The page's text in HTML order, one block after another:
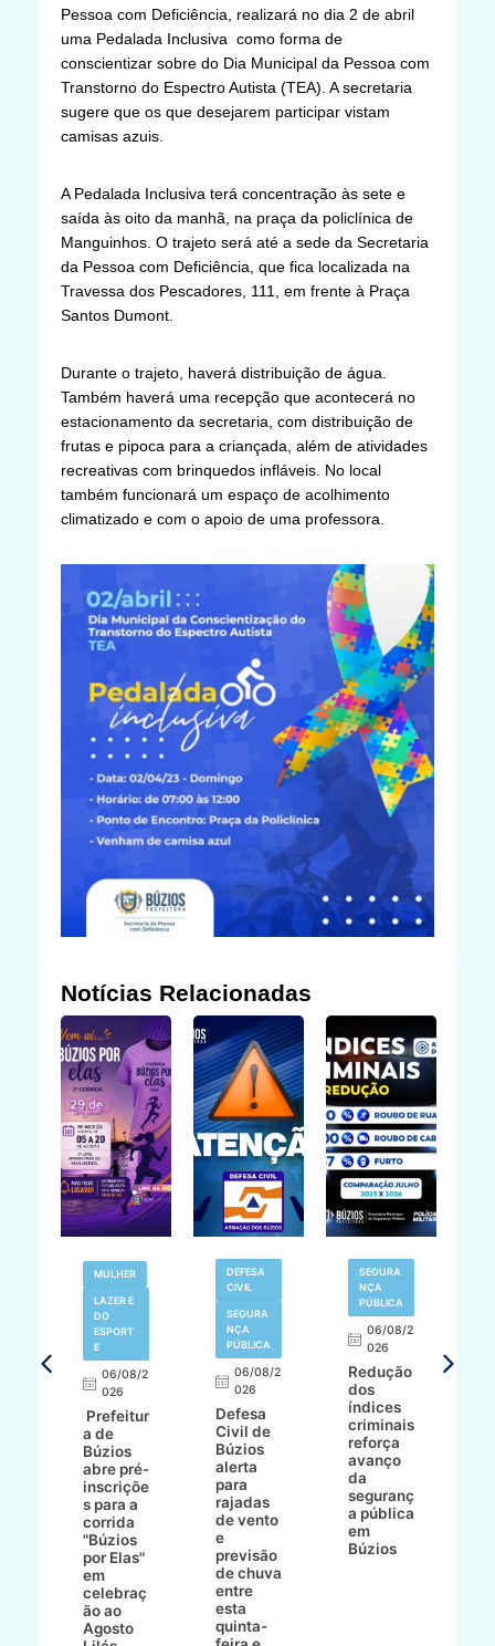
Pessoa com Deficiência, realizará no dia 2 de abril
uma Pedalada Inclusiva como forma de
conscientizar sobre do Dia Municipal da Pessoa com
Transtorno do Espectro Autista (TEA). A secretaria
sugere que os que desejarem participar vistam
camisas azuis.
A Pedalada Inclusiva terá concentração às sete e
saída às oito da manhã, na praça da policlínica de
Manguinhos. O trajeto será até a sede da Secretaria
da Pessoa com Deficiência, que fica localizada na
Travessa dos Pescadores, 111, em frente à Praça
Santos Dumont.
Durante o trajeto, haverá distribuição de água.
Também haverá uma recepção que acontecerá no
estacionamento da secretaria, com distribuição de
frutas e pipoca para a criançada, além de atividades
recreativas com brinquedos infláveis. No local
também funcionará um espaço de acolhimento
climatizado e com o apoio de uma professora.
Notícias Relacionadas
MULHER
LAZER E
DO
ESPORT
E
06/08/2
026
Prefeitur
a de
Búzios
abre pré-
inscriçõe
s para a
corrida
"Búzios
por Elas"
em
celebraç
ão ao
Agosto
DEFESA
CIVIL
SEGURA
NÇA
PÚBLICA
06/08/2
026
Defesa
Civil de
Búzios
alerta
para
rajadas
de vento
e
previsão
de chuva
entre
esta
quinta-
SEGURA
NÇA
PÚBLICA
06/08/2
026
Redução
dos
índices
criminais
reforça
avanço
da
seguranç
a pública
em
Búzios